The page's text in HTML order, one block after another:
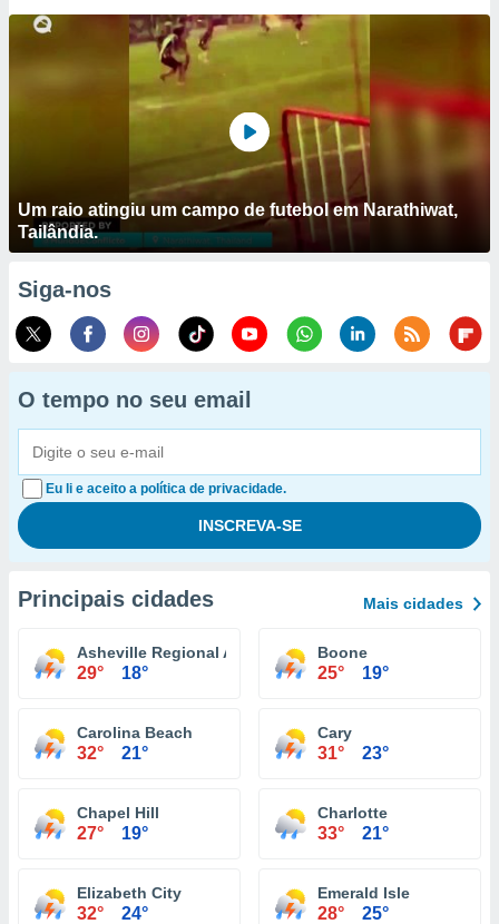
Um raio atingiu um campo de futebol em Narathiwat,
Tailândia.
Siga-nos
O tempo no seu email
Eu li e aceito a política de privacidade.
Principais cidades Mais cidades
Asheville Regional Airport
29° 18°
Boone
25° 19°
Carolina Beach
32° 21°
Cary
31° 23°
Chapel Hill
27° 19°
Charlotte
33° 21°
Elizabeth City
32° 24°
Emerald Isle
28° 25°